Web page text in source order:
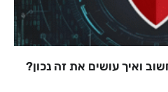
ואיך עושים את זה נכון?